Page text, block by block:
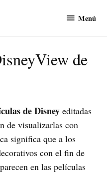
Menú
de
de Disney editadas
de visualizarlas con
significa que a los
con el fin de
en las películas